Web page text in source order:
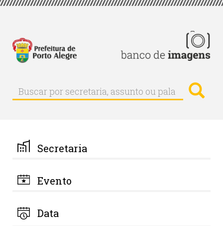
Pular
principal
Buscar
Buscar
por
palavra-
chave
Secretaria
Evento
Data